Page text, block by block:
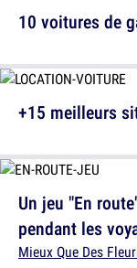
10 voitures de
Un jeu "En
pendant les
Mieux Que Des
+15 meilleurs